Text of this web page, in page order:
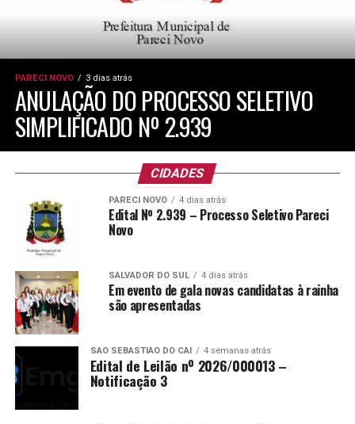
PARECI NOVO 3 dias atrás
ANULAÇÃO DO PROCESSO SELETIVO
SIMPLIFICADO Nº 2.939
CIDADES
PARECI NOVO 4 dias atrás
Edital Nº 2.939 – Processo Seletivo Pareci
Novo
SALVADOR DO SUL 4 dias atrás
Em evento de gala novas candidatas à rainha
são apresentadas
SÃO SEBASTIÃO DO CAÍ 4 semanas atrás
Edital de Leilão nº 2026/000013 –
Notificação 3